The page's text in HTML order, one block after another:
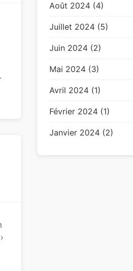
Août 2024 (4)
Juillet 2024 (5)
Juin 2024 (2)
Mai 2024 (3)
Avril 2024 (1)
Février 2024 (1)
Janvier 2024 (2)